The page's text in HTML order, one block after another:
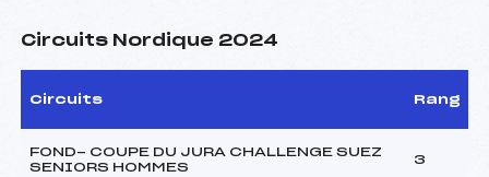
Circuits Nordique 2024
Circuits Rang
FOND- COUPE DU JURA CHALLENGE SUEZ
SENIORS HOMMES
3